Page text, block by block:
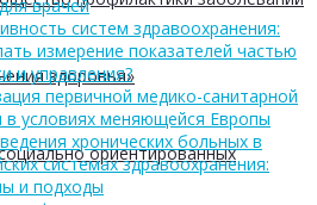
здоровья»
ориентированных
врачей
систем здравоохранения:
измерение показателей частью
и управления?
первичной медико-санитарной
условиях меняющейся Европы
хронических больных в
системах здравоохранения:
и подходы